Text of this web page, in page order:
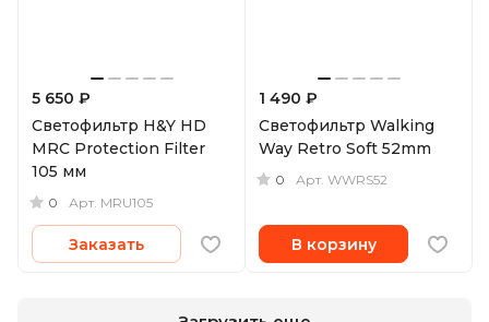
5 650 ₽
Светофильтр H&Y HD
MRC Protection Filter
105 мм
0 Арт. MRU105
Заказать
1 490 ₽
Светофильтр Walking
Way Retro Soft 52mm
0 Арт. WWRS52
В корзину